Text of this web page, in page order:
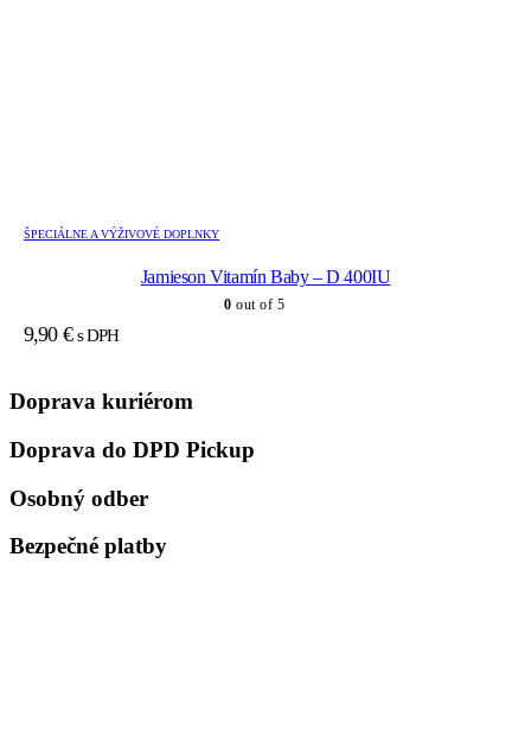
ŠPECIÁLNE A VÝŽIVOVÉ DOPLNKY
Jamieson Vitamín Baby – D 400IU
0 out of 5
9,90 € s DPH
Doprava kuriérom
Doprava do DPD Pickup
Osobný odber
Bezpečné platby